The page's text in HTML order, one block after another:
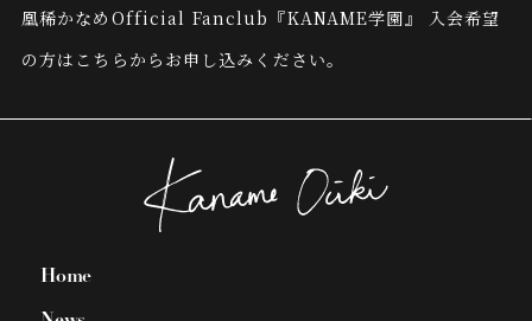
凰稀かなめOfficial Fanclub『KANAME学園』
入会希望
の方はこちらからお申し込みください。
Home